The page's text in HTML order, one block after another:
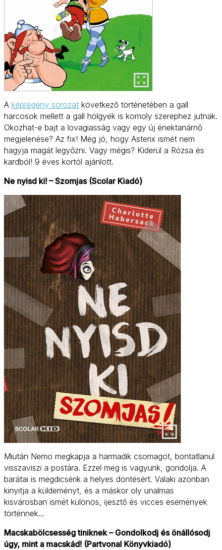
A képregény sorozat következő történetében a gall
harcosok mellett a gall hölgyek is komoly szerephez jutnak.
Okozhat-e bajt a lovagiasság vagy egy új énektanárnő
megjelenése? Az fix! Még jó, hogy Asterix ismét nem
hagyja magát legyőzni. Vagy mégis? Kiderül a Rózsa és
kardból! 9 éves kortól ajánlott.
Ne nyisd ki! – Szomjas (Scolar Kiadó)
Miután Nemo megkapja a harmadik csomagot, bontatlanul
visszaviszi a postára. Ezzel meg is vagyunk, gondolja. A
barátai is megdicsérik a helyes döntésért. Valaki azonban
kinyitja a küldeményt, és a máskor oly unalmas
kisvárosban ismét különös, ijesztő és vicces események
történnek…
Macskabölcsesség tiniknek – Gondolkodj és önállósodj
úgy, mint a macskád! (Partvonal Könyvkiadó)